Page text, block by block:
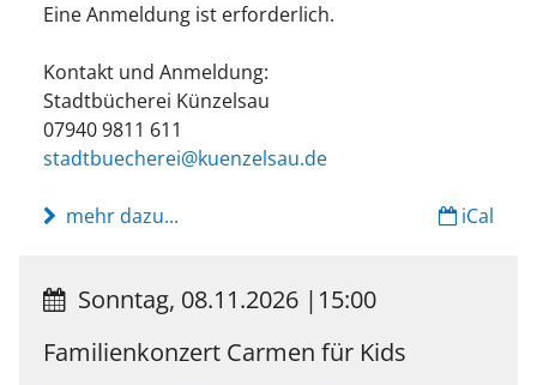
Eine Anmeldung ist erforderlich.
Kontakt und Anmeldung:
Stadtbücherei Künzelsau
07940 9811 611
stadtbuecherei@kuenzelsau.de
iCal
mehr dazu...
Sonntag, 08.11.2026 | 15:00
Familienkonzert Carmen für Kids